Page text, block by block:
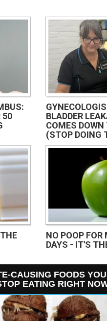
50
BLADDER
COMES
(STOP DOING
NO POOP FOR
DAYS - IT'S
CAUSING FOODS YOU
EATING RIGHT